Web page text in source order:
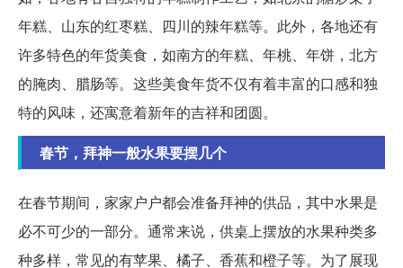
年糕、山东的红枣糕、四川的辣年糕等。此外，各地还有
许多特色的年货美食，如南方的年糕、年桃、年饼，北方
的腌肉、腊肠等。这些美食年货不仅有着丰富的口感和独
特的风味，还寓意着新年的吉祥和团圆。
春节，拜神一般水果要摆几个
在春节期间，家家户户都会准备拜神的供品，其中水果是
必不可少的一部分。通常来说，供桌上摆放的水果种类多
种多样，常见的有苹果、橘子、香蕉和橙子等。为了展现